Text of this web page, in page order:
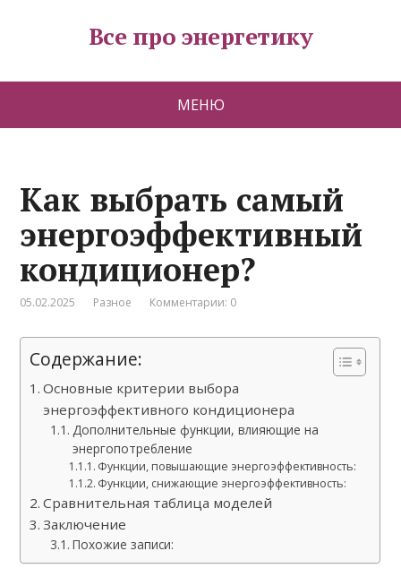
Все про энергетику
МЕНЮ
Как выбрать самый
энергоэффективный
кондиционер?
05.02.2025 Разное Комментарии: 0
Содержание:
Основные критерии выбора
энергоэффективного кондиционера
Дополнительные функции, влияющие на
энергопотребление
Функции, повышающие энергоэффективность:
Функции, снижающие энергоэффективность:
Сравнительная таблица моделей
Заключение
Похожие записи: